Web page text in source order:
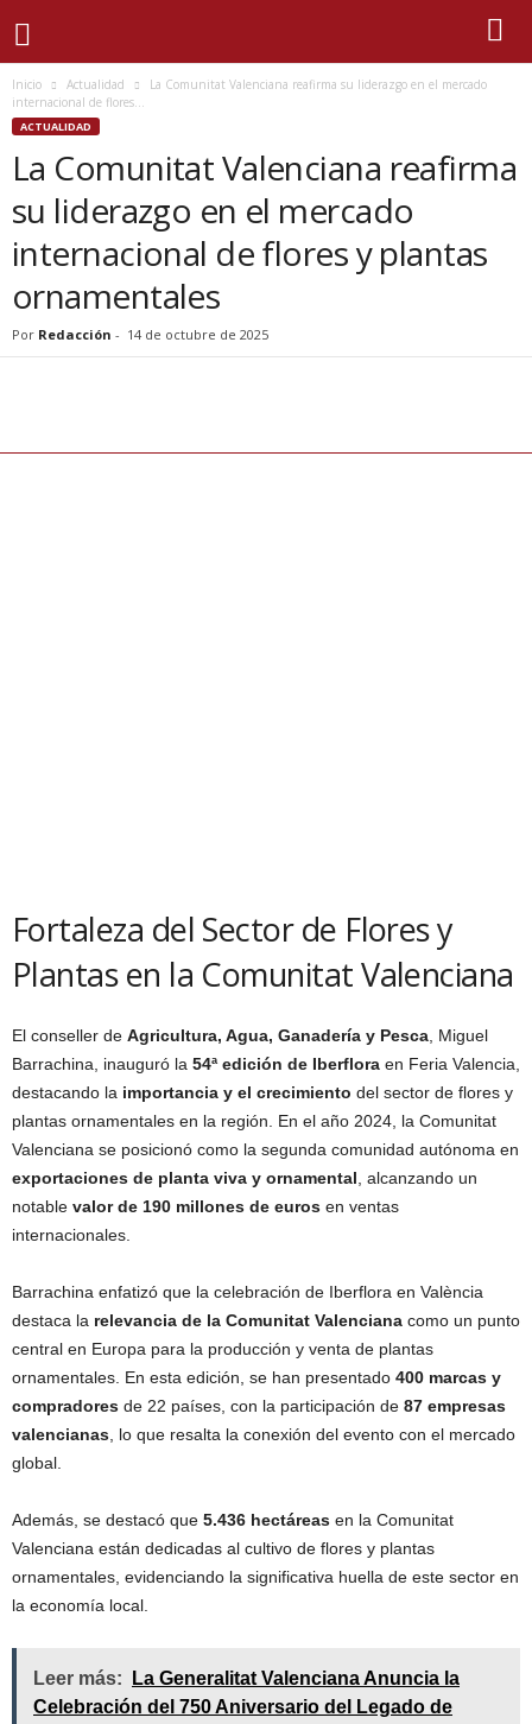
Inicio Actualidad
La Comunitat Valenciana reafirma su liderazgo en el mercado
internacional de flores...
ACTUALIDAD
La Comunitat Valenciana reafirma
su liderazgo en el mercado
internacional de flores y plantas
ornamentales
Por Redacción - 14 de octubre de 2025
Fortaleza del Sector de Flores y
Plantas en la Comunitat Valenciana
El conseller de Agricultura, Agua, Ganadería y Pesca , Miguel
Barrachina, inauguró la 54ª edición de Iberflora en Feria Valencia,
destacando la importancia y el crecimiento del sector de flores y
plantas ornamentales en la región. En el año 2024, la Comunitat
Valenciana se posicionó como la segunda comunidad autónoma en
exportaciones de planta viva y ornamental , alcanzando un
notable valor de 190 millones de euros en ventas
internacionales.
Barrachina enfatizó que la celebración de Iberflora en València
destaca la relevancia de la Comunitat Valenciana como un punto
central en Europa para la producción y venta de plantas
ornamentales. En esta edición, se han presentado 400 marcas y
compradores de 22 países, con la participación de 87 empresas
valencianas , lo que resalta la conexión del evento con el mercado
global.
Además, se destacó que 5.436 hectáreas en la Comunitat
Valenciana están dedicadas al cultivo de flores y plantas
ornamentales, evidenciando la significativa huella de este sector en
la economía local.
Leer más:
La Generalitat Valenciana Anuncia la
Celebración del 750 Aniversario del Legado de